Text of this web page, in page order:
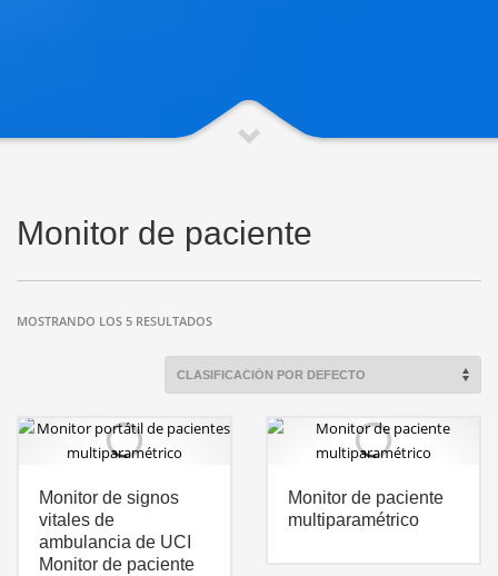
Monitor de paciente
MOSTRANDO LOS 5 RESULTADOS
Monitor de signos
vitales de
ambulancia de UCI
Monitor de paciente
Monitor de paciente
multiparamétrico